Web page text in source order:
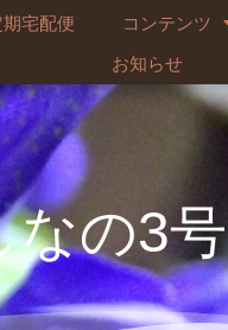
宅配便 コンテンツ
お知らせ
なの3号